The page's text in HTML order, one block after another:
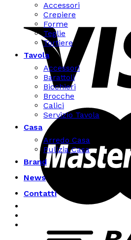
Accessori
Crepiere
Forme
Teglie
Tortiere
Tavola
Accessori
Barattoli
Bicchieri
Brocche
Calici
Servizio Tavola
Casa
Arredo Casa
Pulizia Casa
Brand
News
Contatti